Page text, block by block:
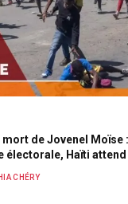
mort de Jovenel Moïse
électorale, Haïti
CHÉRY